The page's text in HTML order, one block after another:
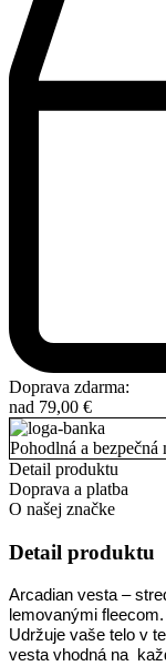
Doprava zdarma:
nad 79,00 €
Pohodlná a
Detail produktu
Doprava a platba
O našej značke
Detail produktu
Arcadian vesta –
lemovanými fleecom.
Udržuje vaše telo v
vesta vhodná na